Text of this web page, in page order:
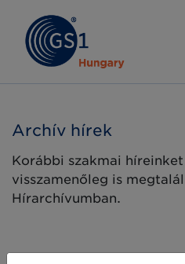
Archív hírek
Korábbi szakmai
visszamenőleg is
Hírarchívumban.